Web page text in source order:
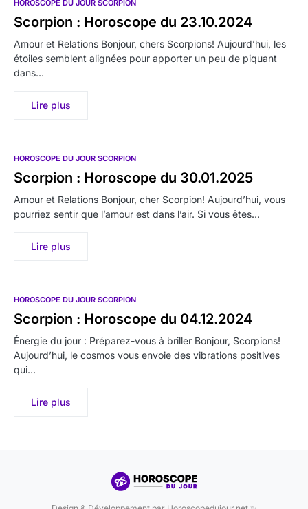
HOROSCOPE DU JOUR SCORPION
Scorpion : Horoscope du 23.10.2024
Amour et Relations Bonjour, chers Scorpions! Aujourd’hui, les
étoiles semblent alignées pour apporter un peu de piquant
dans…
Lire plus
HOROSCOPE DU JOUR SCORPION
Scorpion : Horoscope du 30.01.2025
Amour et Relations Bonjour, cher Scorpion! Aujourd’hui, vous
pourriez sentir que l’amour est dans l’air. Si vous êtes…
Lire plus
HOROSCOPE DU JOUR SCORPION
Scorpion : Horoscope du 04.12.2024
Énergie du jour : Préparez-vous à briller Bonjour, Scorpions!
Aujourd’hui, le cosmos vous envoie des vibrations positives
qui…
Lire plus